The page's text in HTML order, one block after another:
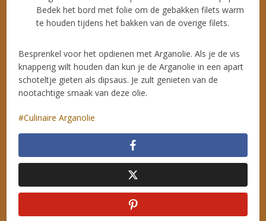
Bedek het bord met folie om de gebakken filets warm
te houden tijdens het bakken van de overige filets.
Besprenkel voor het opdienen met Arganolie. Als je de vis
knapperig wilt houden dan kun je de Arganolie in een apart
schoteltje gieten als dipsaus. Je zult genieten van de
nootachtige smaak van deze olie.
Culinaire Arganolie